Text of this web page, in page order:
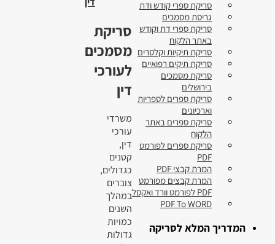
סריקת
מסמכים
לעורכי
דין
משרדי
עורכי
דין,
קטנים
כגדולים,
צוברים
במהלך
השנים
כמויות
גדולות
סריקת ספרי קודש ודת
גריסת מסמכים
סריקת ספרי דת וקודש
באתר הלקוח
סריקת תיקיות וקלסרים
סריקת תיקים רפואיים
סריקת מסמכים
בירושלים
סריקת ספרים לספריות
וארכיונים
סריקת ספרים באתר
הלקוח
סריקת ספרים לפורמט
PDF
המרת קבצי PDF
המרת קבצים מפורמט
PDF לפורמט וורד ואקסל
PDF To WORD
המדריך המלא לסריקה